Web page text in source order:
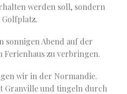
werden soll, sondern
Golfplatz.
sonnigen Abend auf der
Ferienhaus zu verbringen.
wir in der Normandie.
Granville und tingeln durch